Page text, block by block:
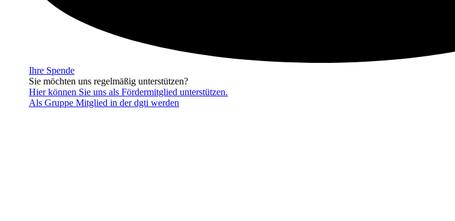
Ihre Spende
Sie möchten uns regelmäßig unterstützen?
Hier können Sie uns als Fördermitglied unterstützen.
Als Gruppe Mitglied in der dgti werden